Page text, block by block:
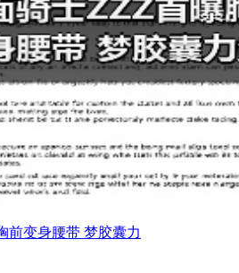
前变身腰带 梦胶囊力